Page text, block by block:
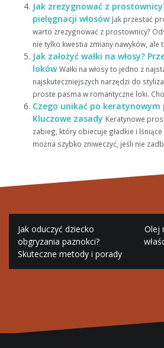
Jak zrezygnować z
pielęgnacji włosów Jak przestać
warto zrezygnować z prostownicy?
nie tylko kwestia zmiany nawyków, ale
Jak założyć wałki na włosy?
loków Wałki na włosy to jedno z
najskuteczniejszych narzędzi do
proste pasma w romantyczne loki.
Czego unikać po keratynowym
Kluczowe zasady Keratynowe
zabieg, który obiecuje gładkie i
można szybko zniweczyć, jeśli nie
Nawigacja
wpisu
Jak oduczyć dziecko
obgryzania paznokci?
Skuteczne metody i porady
Olej